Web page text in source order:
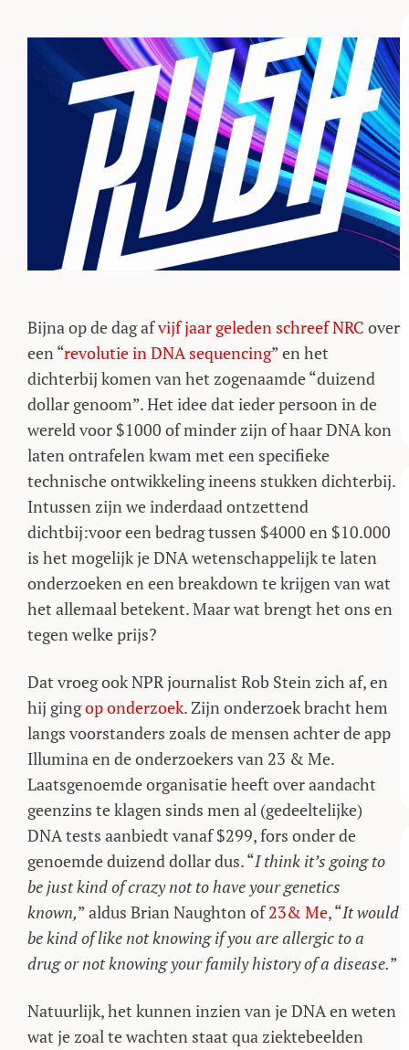
Bijna op de dag afvijf jaar geleden schreef NRC over
een “revolutie in DNA sequencing” en het
dichterbij komen van het zogenaamde “duizend
dollar genoom”. Het idee dat ieder persoon in de
wereld voor $1000 of minder zijn of haar DNA kon
laten ontrafelen kwam met een specifieke
technische ontwikkeling ineens stukken dichterbij.
Intussen zijn we inderdaad ontzettend
dichtbij:voor een bedrag tussen $4000 en $10.000
is het mogelijk je DNA wetenschappelijk te laten
onderzoeken en een breakdown te krijgen van wat
het allemaal betekent. Maar wat brengt het ons en
tegen welke prijs?
Dat vroeg ook NPR journalist Rob Stein zich af, en
hij gingop onderzoek. Zijn onderzoek bracht hem
langs voorstanders zoals de mensen achter de app
Illumina en de onderzoekers van 23 & Me.
Laatsgenoemde organisatie heeft over aandacht
geenzins te klagen sinds men al (gedeeltelijke)
DNA tests aanbiedt vanaf $299, fors onder de
genoemde duizend dollar dus. “I think it’s going to
be just kind of crazy not to have your genetics
known,” aldus Brian Naughton of23& Me, “It would
be kind of like not knowing if you are allergic to a
drug or not knowing your family history of a disease.”
Natuurlijk, het kunnen inzien van je DNA en weten
wat je zoal te wachten staat qua ziektebeelden